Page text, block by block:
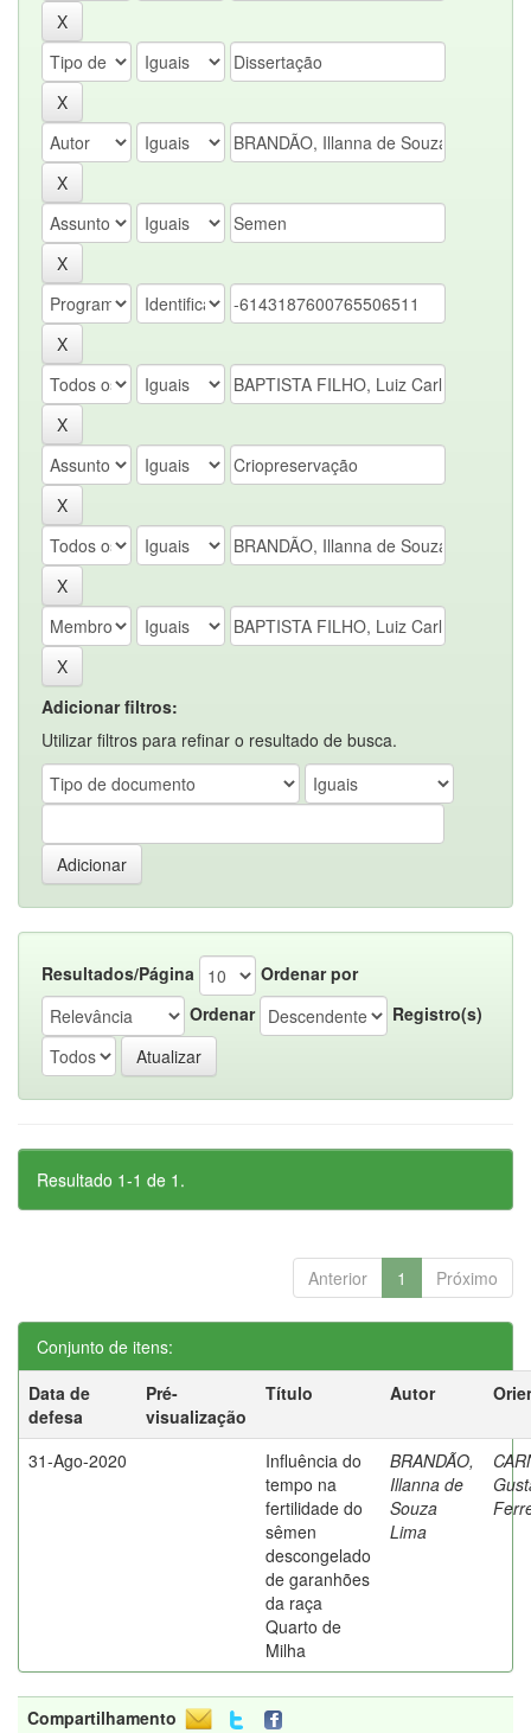
Adicionar filtros:
Utilizar filtros para refinar o resultado de busca.
Resultados/Página
Ordenar por
Ordenar
Registro(s)
Resultado 1-1 de 1.
Anterior 1 Próximo
Conjunto de itens:
Data de
defesa
Pré-
visualização
Título Autor
31-Ago-2020
Influência do
tempo na
fertilidade do
sêmen
descongelado
de garanhões
da raça
Quarto de
Milha
BRANDÃO,
Illanna de
Souza
Lima
Compartilhamento